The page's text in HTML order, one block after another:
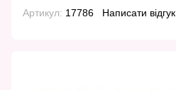
Артикул: 17786 Написати відгук